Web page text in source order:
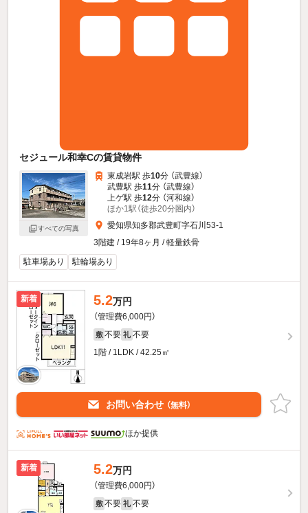
セジュール和幸Cの賃貸物件
すべての写真
東成岩駅 歩10分 （武豊線）
武豊駅 歩11分 （武豊線）
上ゲ駅 歩12分 （河和線）
ほか1駅（徒歩20分圏内）
愛知県知多郡武豊町字石川53-1
3階建 / 19年8ヶ月 / 軽量鉄骨
駐車場あり
駐輪場あり
新着 5.2万円
（管理費6,000円）
敷 不要 礼 不要
1階 / 1LDK / 42.25㎡
お問い合わせ （無料）
ほか提供
新着 5.2万円
（管理費6,000円）
敷 不要 礼 不要